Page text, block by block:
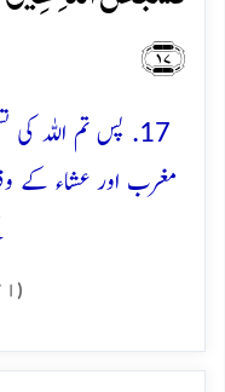
﴿۱۷﴾
17. پس تم اللہ
مغرب اور عشاء کے